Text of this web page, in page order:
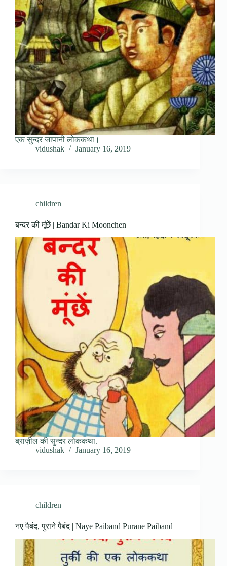
एक सुन्दर जापानी लोककथा।
vidushak
January 16, 2019
children
बन्दर की मूंछें | Bandar Ki Moonchen
ब्राज़ील की सुन्दर लोककथा.
vidushak
January 16, 2019
children
नए पैबंद, पुराने पैबंद | Naye Paiband Purane Paiband